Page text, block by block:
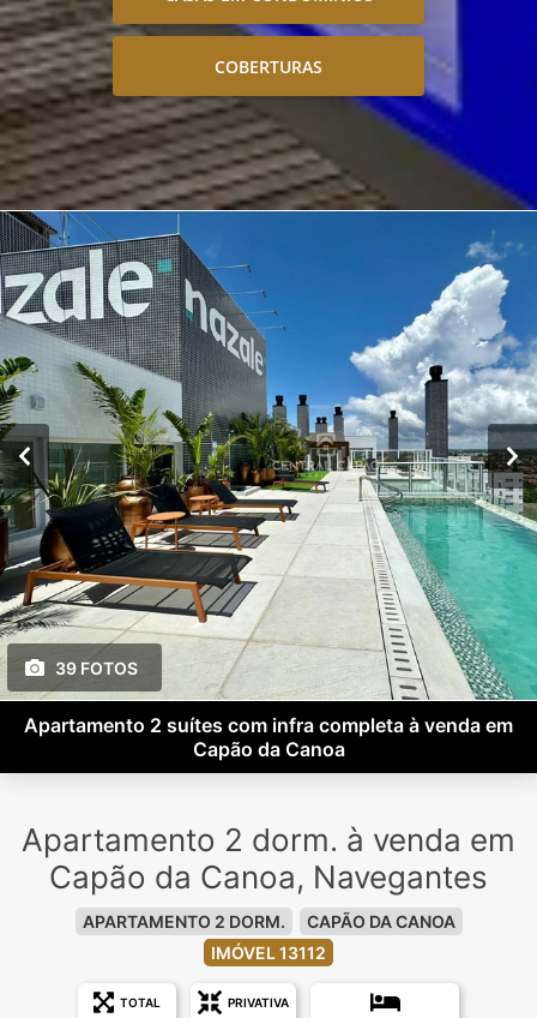
COBERTURAS
39 FOTOS
Apartamento 2 suítes com infra completa à venda em
Capão da Canoa
Apartamento 2 dorm. à venda em
Capão da Canoa, Navegantes
APARTAMENTO 2 DORM.
CAPÃO DA CANOA
IMÓVEL 13112
TOTAL PRIVATIVA